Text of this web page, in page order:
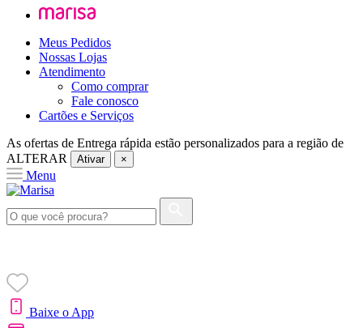
Meus Pedidos
Nossas Lojas
Atendimento
Como comprar
Fale conosco
Cartões e Serviços
As ofertas de Entrega rápida estão personalizados para a região de
ALTERAR
Ativar ×
Menu
Baixe o App